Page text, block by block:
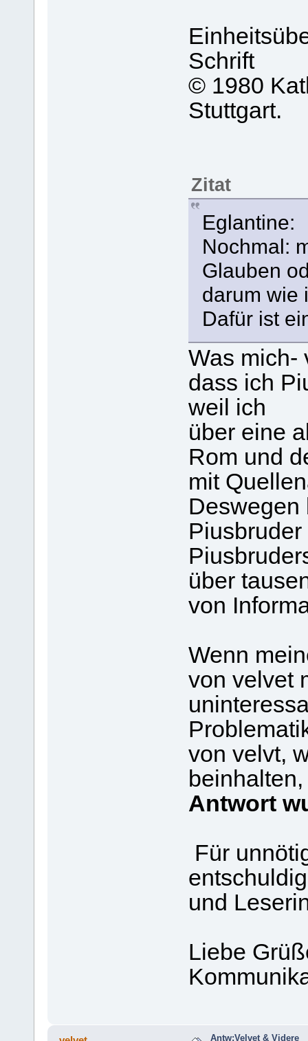
Schrift
© 1980
Stuttgart.
Zitat
Eglantine:
Nochmal:
Glauben
darum wie
Dafür ist
Was mich-
dass ich
weil ich
über eine
Rom und
mit
Deswegen
über
von
Wenn
von velvet
von velvt,
beinhalten,
Antwort
Für
und
Liebe
Antw:Velvet & Videre